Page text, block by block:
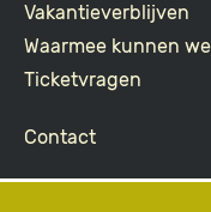
Vakantieverblijven
Waarmee kunnen
Ticketvragen
Contact